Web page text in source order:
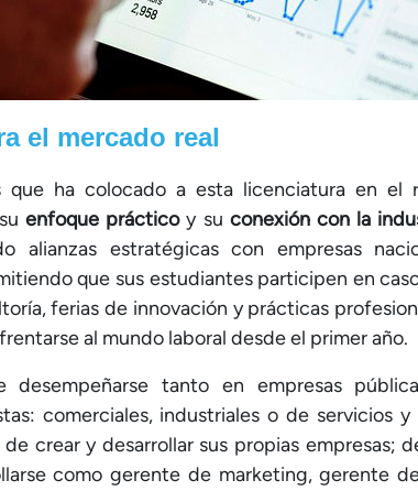
el mercado real
ha colocado a esta licenciatura en el
enfoque prácticoy su conexión con la
alianzas estratégicas con empresas
que sus estudiantes participen en
ferias de innovación y prácticas
al mundo laboral desde el primer año.
desempeñarse tanto en empresas
comerciales, industriales o de servicios y
crear y desarrollar sus propias empresas;
como gerente de marketing, gerente